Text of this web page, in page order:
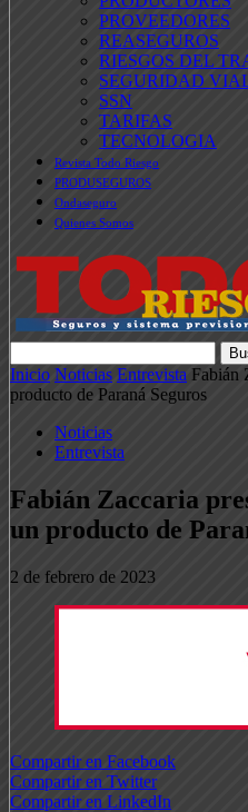
PROVEEDORES
REASEGUROS
RIESGOS DEL
SEGURIDAD
SSN
TARIFAS
TECNOLOGIA
Revista Todo Riesgo
PRODUSEGUROS
Ondaseguro
Quienes Somos
Inicio Noticias Entrevista Fabián
producto de Paraná Seguros
Noticias
Entrevista
Fabián Zaccaria
un producto de
2 de febrero de 2023
Compartir en Facebook
Compartir en Twitter
Compartir en LinkedIn